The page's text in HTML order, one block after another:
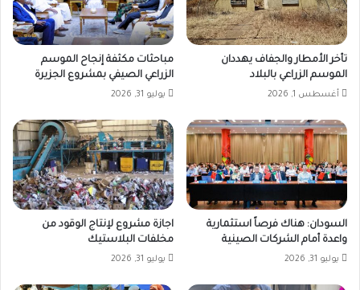
تأخر الأمطار والجفاف يهددان
الموسم الزراعي بالبلاد
أغسطس 1, 2026
مباحثات مكثفة إنجاح الموسم
الزراعي الصيفي بمشروع الجزيرة
يوليو 31, 2026
السودان: هناك فرصاً استثمارية
واعدة أمام الشركات الصينية
يوليو 31, 2026
اجازة مشروع لإنتاج الوقود من
مخلفات البلاستيك
يوليو 31, 2026